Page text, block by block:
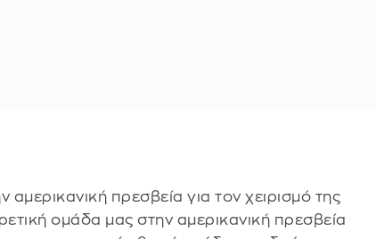
πρεσβεία για τον χειρισμό της
ομάδα μας στην αμερικανική πρεσβεία